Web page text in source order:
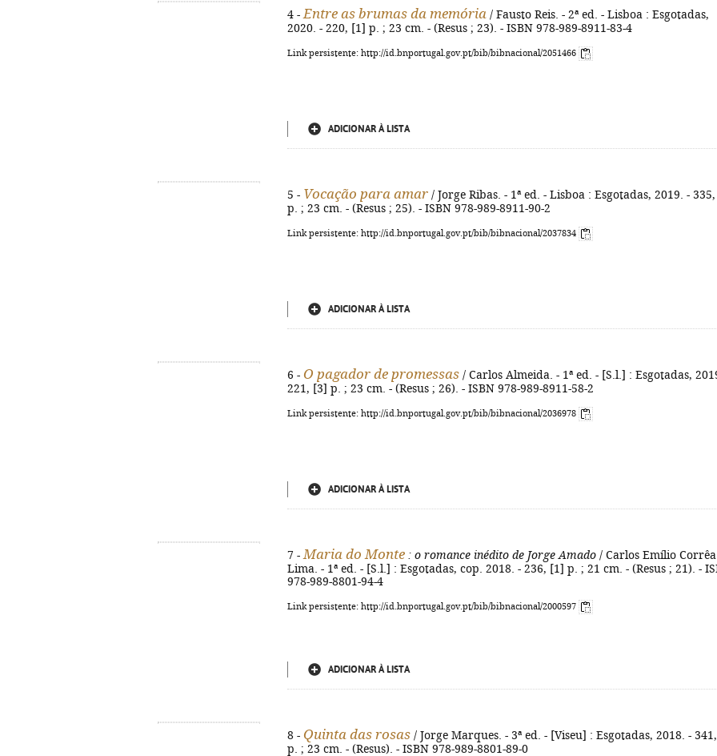
4 - Entre as brumas da memória / Fausto Reis. - 2ª ed. - Lisboa : Esgotadas,
2020. - 220, [1] p. ; 23 cm. - (Resus ; 23). - ISBN 978-989-8911-83-4
Link persistente: http://id.bnportugal.gov.pt/bib/bibnacional/2051466
ADICIONAR À LISTA
5 - Vocação para amar / Jorge Ribas. - 1ª ed. - Lisboa : Esgotadas, 2019. -
p. ; 23 cm. - (Resus ; 25). - ISBN 978-989-8911-90-2
Link persistente: http://id.bnportugal.gov.pt/bib/bibnacional/2037834
ADICIONAR À LISTA
6 - O pagador de promessas / Carlos Almeida. - 1ª ed. - [S.l.] : Esgotadas,
221, [3] p. ; 23 cm. - (Resus ; 26). - ISBN 978-989-8911-58-2
Link persistente: http://id.bnportugal.gov.pt/bib/bibnacional/2036978
ADICIONAR À LISTA
7 - Maria do Monte : o romance inédito de Jorge Amado / Carlos Emílio Corrêa
Lima. - 1ª ed. - [S.l.] : Esgotadas, cop. 2018. - 236, [1] p. ; 21 cm. - (Resus ; 21). -
978-989-8801-94-4
Link persistente: http://id.bnportugal.gov.pt/bib/bibnacional/2000597
ADICIONAR À LISTA
8 - Quinta das rosas / Jorge Marques. - 3ª ed. - [Viseu] : Esgotadas, 2018. -
p. ; 23 cm. - (Resus). - ISBN 978-989-8801-89-0